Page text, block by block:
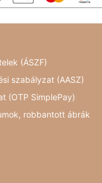
(ÁSZF)
szabályzat (AASZ)
(OTP SimplePay)
robbantott ábrák